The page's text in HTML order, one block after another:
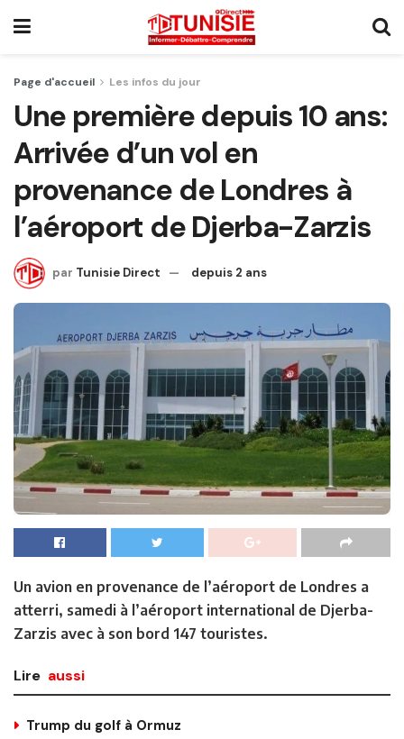
Page d'accueil Les infos du jour
Une première depuis 10 ans:
Arrivée d’un vol en
provenance de Londres à
l’aéroport de Djerba-Zarzis
par Tunisie Direct depuis 2 ans
Un avion en provenance de l’aéroport de Londres a
atterri, samedi à l’aéroport international de Djerba-
Zarzis avec à son bord 147 touristes.
Lire aussi
Trump du golf à Ormuz